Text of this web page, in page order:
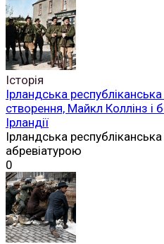
Історія
Ірландська республіканська
створення, Майкл Коллінз і
Ірландії
Ірландська
абревіатурою
0